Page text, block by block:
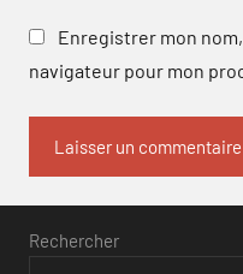
Enregistrer mon
navigateur pour mon
Rechercher